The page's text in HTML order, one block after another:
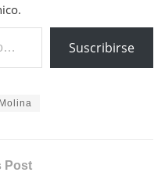
Suscribirse
Post